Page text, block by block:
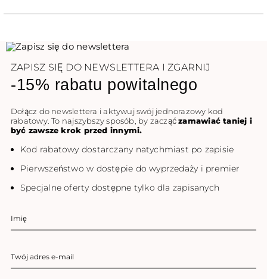
ZAPISZ SIĘ DO NEWSLETTERA I ZGARNIJ
-15% rabatu powitalnego
Dołącz do newslettera i aktywuj swój jednorazowy kod
rabatowy. To najszybszy sposób, by zacząćzamawiać taniej i
być zawsze krok przed innymi.
Kod rabatowy dostarczany natychmiast po zapisie
Pierwszeństwo w dostępie do wyprzedaży i premier
Specjalne oferty dostępne tylko dla zapisanych